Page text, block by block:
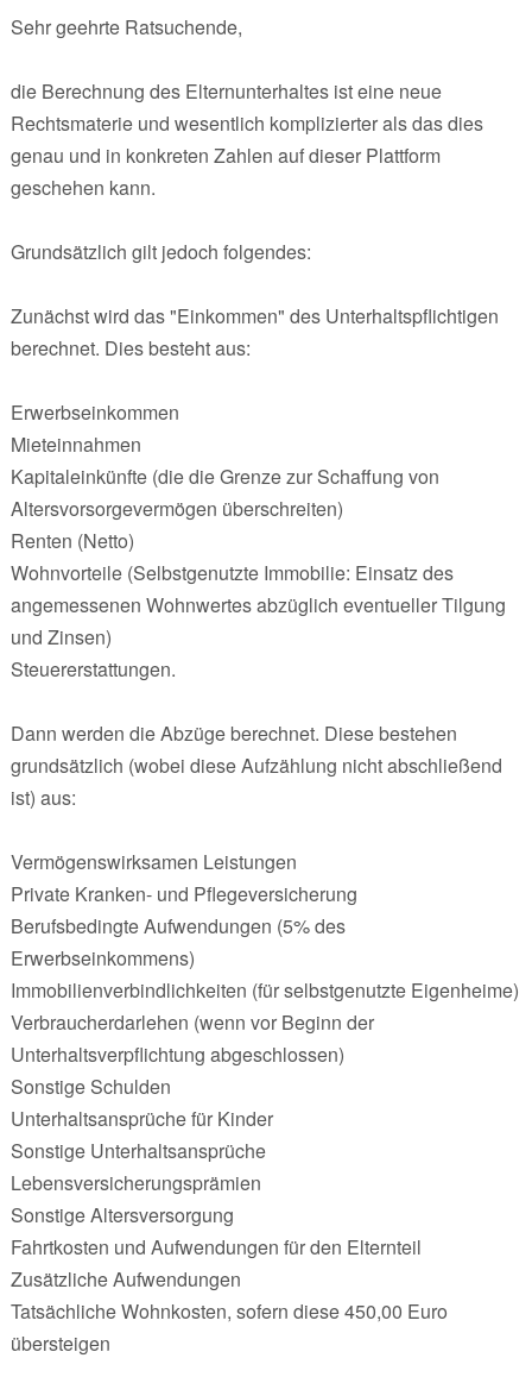
Sehr geehrte Ratsuchende,
die Berechnung des Elternunterhaltes ist eine neue
Rechtsmaterie und wesentlich komplizierter als das dies
genau und in konkreten Zahlen auf dieser Plattform
geschehen kann.
Grundsätzlich gilt jedoch folgendes:
Zunächst wird das "Einkommen" des Unterhaltspflichtigen
berechnet. Dies besteht aus:
Erwerbseinkommen
Mieteinnahmen
Kapitaleinkünfte (die die Grenze zur Schaffung von
Altersvorsorgevermögen überschreiten)
Renten (Netto)
Wohnvorteile (Selbstgenutzte Immobilie: Einsatz des
angemessenen Wohnwertes abzüglich eventueller Tilgung
und Zinsen)
Steuererstattungen.
Dann werden die Abzüge berechnet. Diese bestehen
grundsätzlich (wobei diese Aufzählung nicht abschließend
ist) aus:
Vermögenswirksamen Leistungen
Private Kranken- und Pflegeversicherung
Berufsbedingte Aufwendungen (5% des
Erwerbseinkommens)
Immobilienverbindlichkeiten (für selbstgenutzte Eigenheime)
Verbraucherdarlehen (wenn vor Beginn der
Unterhaltsverpflichtung abgeschlossen)
Sonstige Schulden
Unterhaltsansprüche für Kinder
Sonstige Unterhaltsansprüche
Lebensversicherungsprämien
Sonstige Altersversorgung
Fahrtkosten und Aufwendungen für den Elternteil
Zusätzliche Aufwendungen
Tatsächliche Wohnkosten, sofern diese 450,00 Euro
übersteigen